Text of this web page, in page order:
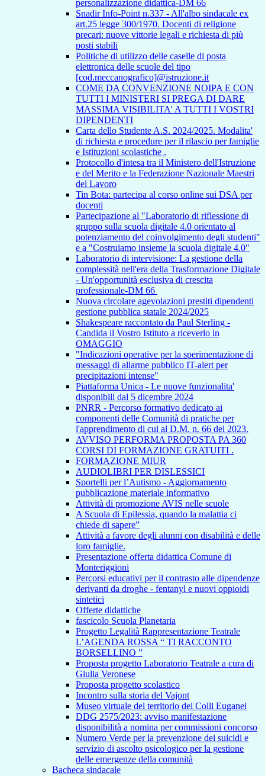
personalizzazione didattica-DM 66
Snadir Info-Point n.337 - All'albo sindacale ex
art.25 legge 300/1970. Docenti di religione
precari: nuove vittorie legali e richiesta di più
posti stabili
Politiche di utilizzo delle caselle di posta
elettronica delle scuole del tipo
[cod.meccanografico]@istruzione.it
COME DA CONVENZIONE NOIPA E CON
TUTTI I MINISTERI SI PREGA DI DARE
MASSIMA VISIBILITA' A TUTTI I VOSTRI
DIPENDENTI
Carta dello Studente A.S. 2024/2025. Modalita'
di richiesta e procedure per il rilascio per famiglie
e Istituzioni scolastiche .
Protocollo d'intesa tra il Ministero dell'Istruzione
e del Merito e la Federazione Nazionale Maestri
del Lavoro
Tin Bota: partecipa al corso online sui DSA per
docenti
Partecipazione al "Laboratorio di riflessione di
gruppo sulla scuola digitale 4.0 orientato al
potenziamento del coinvolgimento degli studenti"
e a "Costruiamo insieme la scuola digitale 4.0"
Laboratorio di intervisione: La gestione della
complessità nell'era della Trasformazione Digitale
- Un'opportunità esclusiva di crescita
professionale-DM 66
Nuova circolare agevolazioni prestiti dipendenti
gestione pubblica statale 2024/2025
Shakespeare raccontato da Paul Sterling -
Candida il Vostro Istituto a riceverlo in
OMAGGIO
"Indicazioni operative per la sperimentazione di
messaggi di allarme pubblico IT-alert per
precipitazioni intense"
Piattaforma Unica - Le nuove funzionalita'
disponibili dal 5 dicembre 2024
PNRR - Percorso formativo dedicato ai
componenti delle Comunità di pratiche per
l'apprendimento di cui al D.M. n. 66 del 2023.
AVVISO PERFORMA PROPOSTA PA 360
CORSI DI FORMAZIONE GRATUITI .
FORMAZIONE MIUR
AUDIOLIBRI PER DISLESSICI
Sportelli per l’Autismo - Aggiornamento
pubblicazione materiale informativo
Attività di promozione AVIS nelle scuole
A Scuola di Epilessia, quando la malattia ci
chiede di sapere”
Attività a favore degli alunni con disabilità e delle
loro famiglie.
Presentazione offerta didattica Comune di
Monteriggioni
Percorsi educativi per il contrasto alle dipendenze
derivanti da droghe - fentanyl e nuovi oppioidi
sintetici
Offerte didattiche
fascicolo Scuola Planetaria
Progetto Legalità Rappresentazione Teatrale
L’AGENDA ROSSA “ TI RACCONTO
BORSELLINO ”
Proposta progetto Laboratorio Teatrale a cura di
Giulia Veronese
Proposta progetto scolastico
Incontro sulla storia del Vajont
Museo virtuale del territorio dei Colli Euganei
DDG 2575/2023: avviso manifestazione
disponibilità a nomina per commissioni concorso
Numero Verde per la prevenzione dei suicidi e
servizio di ascolto psicologico per la gestione
delle emergenze della comunità
Bacheca sindacale